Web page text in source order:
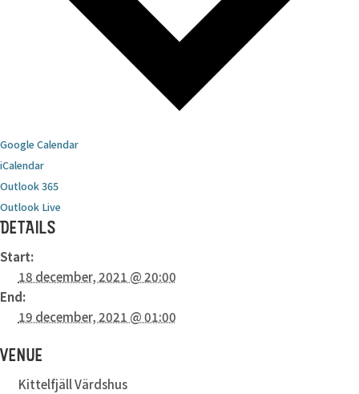
Google Calendar
iCalendar
Outlook 365
Outlook Live
DETAILS
Start:
18 december, 2021 @ 20:00
End:
19 december, 2021 @ 01:00
VENUE
Kittelfjäll Värdshus